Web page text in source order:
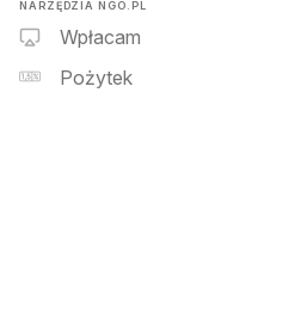
NARZĘDZIA NGO.PL
Wpłacam
Pożytek